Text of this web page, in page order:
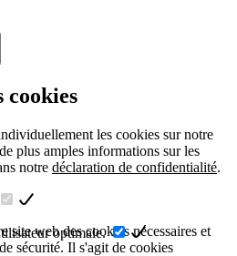
cookies
les cookies sur notre
plus amples informations sur les
notre déclaration de confidentialité.
site web des cookies nécessaires et
sécurité. Il s'agit de cookies
optimale.